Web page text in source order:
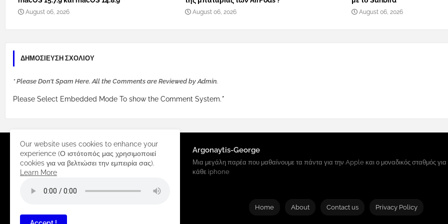
August 06, 2026 August 06, 2026 August 06, 2026
ΔΗΜΟΣΊΕΥΣΗ ΣΧΟΛΊΟΥ
* Please Don't Spam Here. All the Comments are Reviewed by Admin.
Please Select Embedded Mode To show the Comment System.*
Argonaytis-George
Μια μεγάλη παρέα που μαθαίνουμε τα πάντα για την Apple και ο μοναδικός σταθμός για
κάθε iphone
Home About Contact us Privacy Policy
Our website uses cookies to enhance your
experience (Ο ιστότοπός μας χρησιμοποιεί
cookies για να βελτιώσει την εμπειρία σας).
Learn More